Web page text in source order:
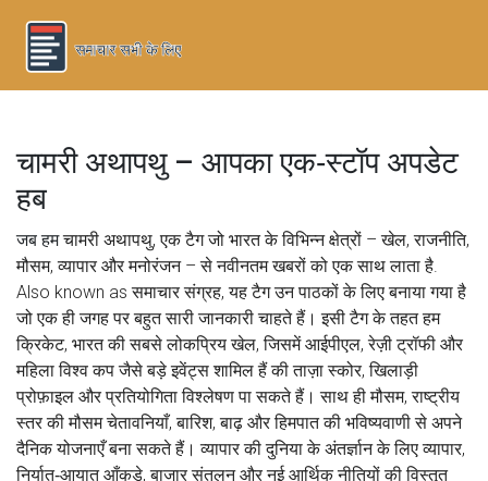
चामरी अथापथु – आपका एक‑स्टॉप अपडेट
हब
जब हमचामरी अथापथु,एक टैग जो भारत के विभिन्न क्षेत्रों – खेल, राजनीति,
मौसम, व्यापार और मनोरंजन – से नवीनतम खबरों को एक साथ लाता है
Also known asसमाचार संग्रह, यह टैग उन पाठकों के लिए बनाया गया है
जो एक ही जगह पर बहुत सारी जानकारी चाहते हैं। इसी टैग के तहत हम
क्रिकेट, भारत की सबसे लोकप्रिय खेल, जिसमें आईपीएल, रेज़ी ट्रॉफी और
महिला विश्व कप जैसे बड़े इवेंट्स शामिल हैंकी ताज़ा स्कोर, खिलाड़ी
प्रोफ़ाइल और प्रतियोगिता विश्लेषण पा सकते हैं। साथ हीमौसम,राष्ट्रीय
स्तर की मौसम चेतावनियाँ, बारिश, बाढ़ और हिमपात की भविष्यवाणीसे अपने
दैनिक योजनाएँ बना सकते हैं। व्यापार की दुनिया के अंतर्ज्ञान के लिएव्यापार,
निर्यात‑आयात आँकड़े, बाजार संतुलन और नई आर्थिक नीतियों की विस्तृत